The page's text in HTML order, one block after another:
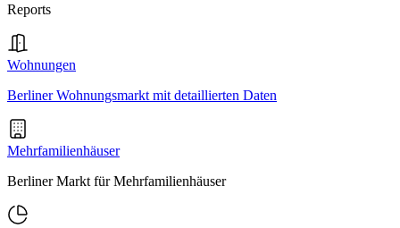
Reports
Wohnungen
Berliner Wohnungsmarkt mit detaillierten Daten
Mehrfamilienhäuser
Berliner Markt für Mehrfamilienhäuser